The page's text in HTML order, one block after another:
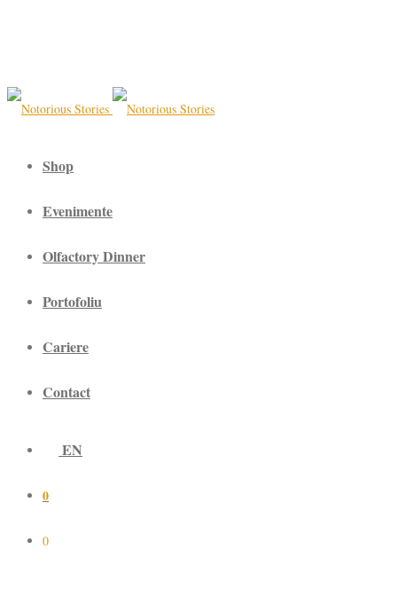
Shop
Evenimente
Olfactory Dinner
Portofoliu
Cariere
Contact
EN
0
0